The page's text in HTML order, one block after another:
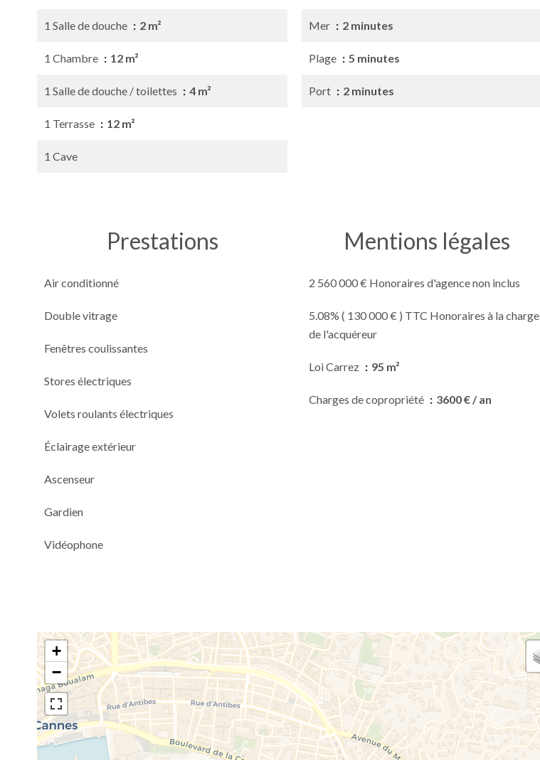
1 Salle de douche 2 m²
1 Chambre 12 m²
1 Salle de douche / toilettes 4 m²
1 Terrasse 12 m²
1 Cave
Mer 2 minutes
Plage 5 minutes
Port 2 minutes
Prestations
Air conditionné
Double vitrage
Fenêtres coulissantes
Stores électriques
Volets roulants électriques
Éclairage extérieur
Ascenseur
Gardien
Vidéophone
Mentions légales
2 560 000 € Honoraires d'agence non inclus
5.08% ( 130 000 € ) TTC Honoraires à la charge
de l'acquéreur
Loi Carrez 95 m²
Charges de copropriété 3600 € / an
+
−